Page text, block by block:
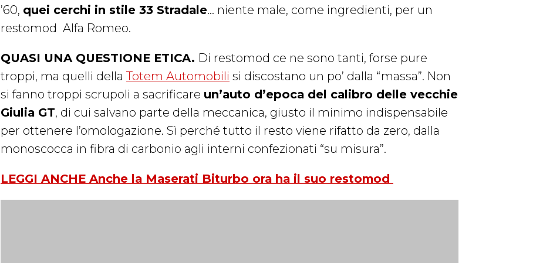
’60, quei cerchi in stile 33 Stradale… niente male, come ingredienti, per un
restomod Alfa Romeo.
QUASI UNA QUESTIONE ETICA. Di restomod ce ne sono tanti, forse pure
troppi, ma quelli della Totem Automobili si discostano un po’ dalla “massa”. Non
si fanno troppi scrupoli a sacrificare un’auto d’epoca del calibro delle vecchie
Giulia GT, di cui salvano parte della meccanica, giusto il minimo indispensabile
per ottenere l’omologazione. Sì perché tutto il resto viene rifatto da zero, dalla
monoscocca in fibra di carbonio agli interni confezionati “su misura”.
LEGGI ANCHE Anche la Maserati Biturbo ora ha il suo restomod